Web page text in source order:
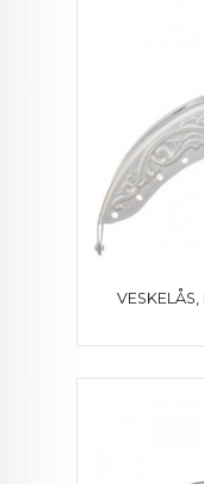
VESKELÅS,